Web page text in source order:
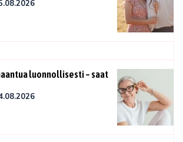
luonnollisesti – saat